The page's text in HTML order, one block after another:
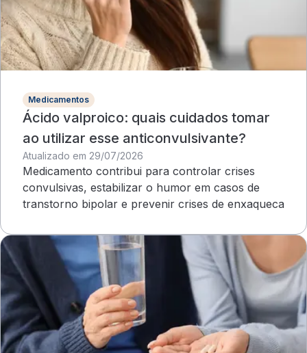
Medicamentos
Ácido valproico: quais cuidados tomar
ao utilizar esse anticonvulsivante?
Atualizado em 29/07/2026
Medicamento contribui para controlar crises
convulsivas, estabilizar o humor em casos de
transtorno bipolar e prevenir crises de enxaqueca